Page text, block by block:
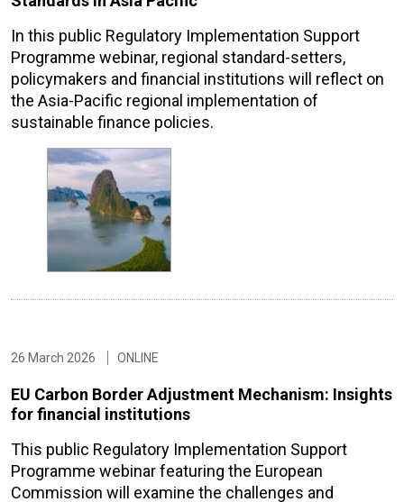
In this public Regulatory Implementation Support
Programme webinar, regional standard-setters,
policymakers and financial institutions will reflect on
the Asia-Pacific regional implementation of
sustainable finance policies.
26 March 2026 ONLINE
EU Carbon Border Adjustment Mechanism: Insights
for financial institutions
This public Regulatory Implementation Support
Programme webinar featuring the European
Commission will examine the challenges and